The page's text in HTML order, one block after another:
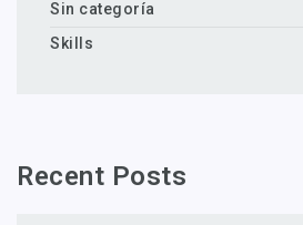
Sin categoría
Skills
Recent Posts